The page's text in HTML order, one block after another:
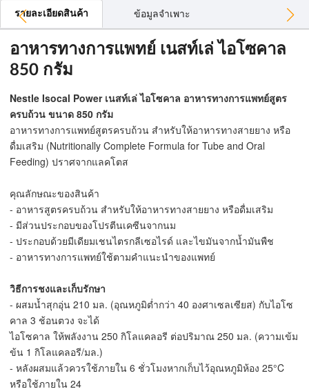
รายละเอียดสินค้า ข้อมูลจำเพาะ
อาหารทางการแพทย์ เนสท์เล่ ไอโซคาล
850 กรัม
Nestle Isocal Power เนสท์เล่ ไอโซคาล อาหารทางการแพทย์สูตร
ครบถ้วน ขนาด 850 กรัม
อาหารทางการแพทย์สูตรครบถ้วน สำหรับให้อาหารทางสายยาง หรือ
ดื่มเสริม (Nutritionally Complete Formula for Tube and Oral
Feeding) ปราศจากแลคโตส
คุณลักษณะของสินค้า
- อาหารสูตรครบถ้วน สำหรับให้อาหารทางสายยาง หรือดื่มเสริม
- มีส่วนประกอบของโปรตีนเคซีนจากนม
- ประกอบด้วยมีเดียมเชนไตรกลีเซอไรด์ และไขมันจากน้ำมันพืช
- อาหารทางการแพทย์ใช้ตามคำแนะนำของแพทย์
วิธีการชงและเก็บรักษา
- ผสมน้ำสุกอุ่น 210 มล. (อุณหภูมิต่ำกว่า 40 องศาเซลเซียส) กับไอโซ
คาล 3 ช้อนตวง จะได้
ไอโซคาล ให้พลังงาน 250 กิโลแคลอรี ต่อปริมาณ 250 มล. (ความเข้ม
ข้น 1 กิโลแคลอรี/มล.)
- หลังผสมแล้วควรใช้ภายใน 6 ชั่วโมงหากเก็บไว้อุณหภูมิห้อง 25°C
หรือใช้ภายใน 24